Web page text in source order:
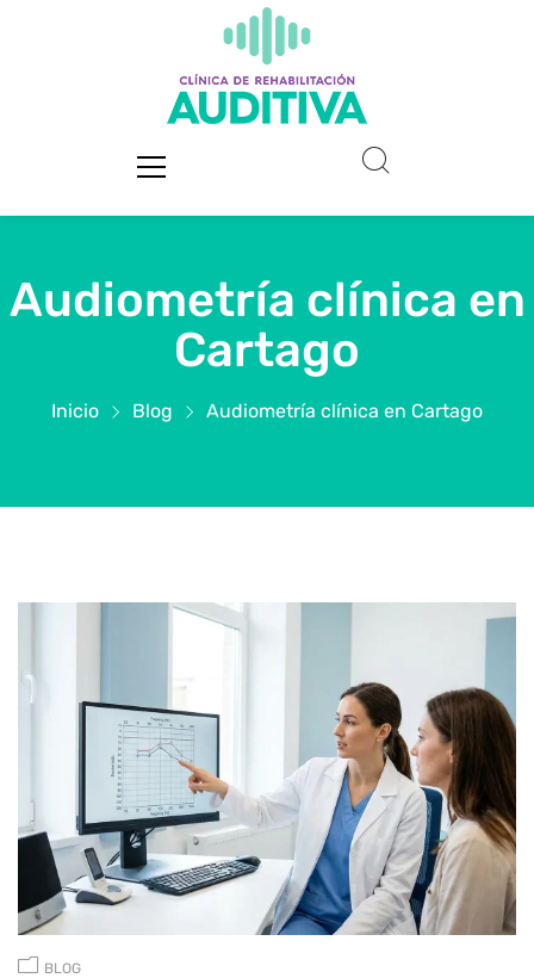
Audiometría clínica en
Cartago
Inicio Blog Audiometría clínica en Cartago
BLOG